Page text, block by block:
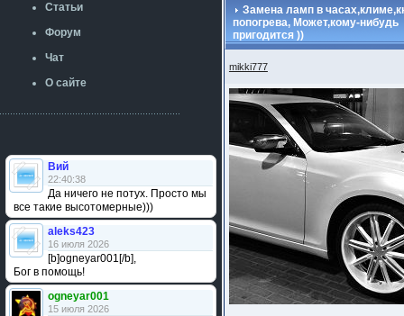
Статьи
Форум
Чат
О сайте
Вий
22:40:38
Да ничего не потух. Просто мы
все такие высотомерные)))
aleks423
16 июля 2026
[b]ogneyar001[/b],
Бог в помощь!
ogneyar001
15 июля 2026
Замена ламп в
попогрева, Может,кому-нибудь
пригодится ))
mikki777